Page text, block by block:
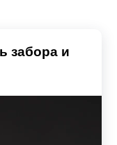
забора и